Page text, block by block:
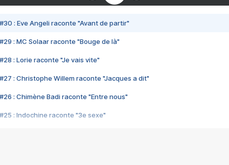
#30 : Eve Angeli raconte "Avant de partir"
#29 : MC Solaar raconte "Bouge de là"
#28 : Lorie raconte "Je vais vite"
#27 : Christophe Willem raconte "Jacques a dit"
#26 : Chimène Badi raconte "Entre nous"
#25 : Indochine raconte "3e sexe"